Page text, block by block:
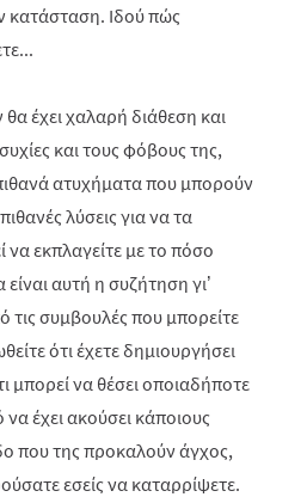
κατάσταση. Ιδού πώς
έχει χαλαρή διάθεση και
και τους φόβους της,
ατυχήματα που μπορούν
λύσεις για να τα
να εκπλαγείτε με το πόσο
αυτή η συζήτηση γι’
συμβουλές που μπορείτε
ότι έχετε δημιουργήσει
μπορεί να θέσει οποιαδήποτε
έχει ακούσει κάποιους
που της προκαλούν άγχος,
εσείς να καταρρίψετε.